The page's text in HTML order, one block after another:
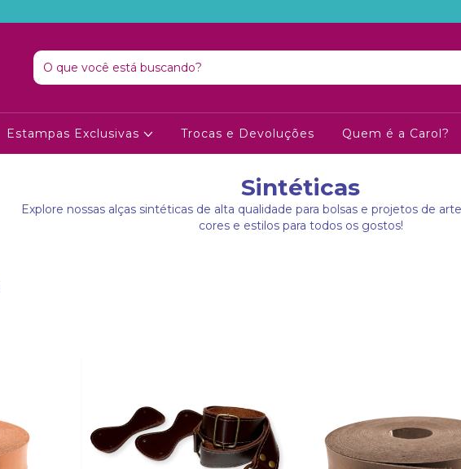
Estampas Exclusivas Trocas e Devoluções Quem é a Carol?
Sintéticas
Explore nossas alças sintéticas de alta qualidade para bolsas e projetos de
cores e estilos para todos os gostos!